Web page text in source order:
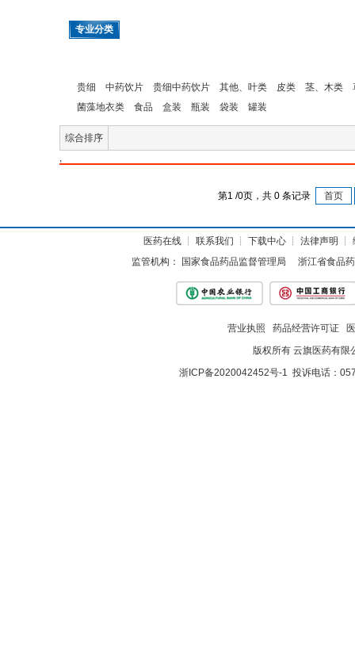
专业分类
贵细 中药饮片 贵细中药饮片 其他、叶类 皮类 茎、木类
菌藻地衣类
食品 盒装 瓶装 袋装 罐装
综合排序
,
第1 /0页，共 0条记录 首页
医药在线┊ 联系我们 ┊ 下载中心┊ 法律声明 ┊
监管机构：
国家食品药品监督管理局 浙江省食品
营业执照 药品经营许可证
版权所有 云旗医药有限
浙ICP备2020042452号-1 投诉电话：